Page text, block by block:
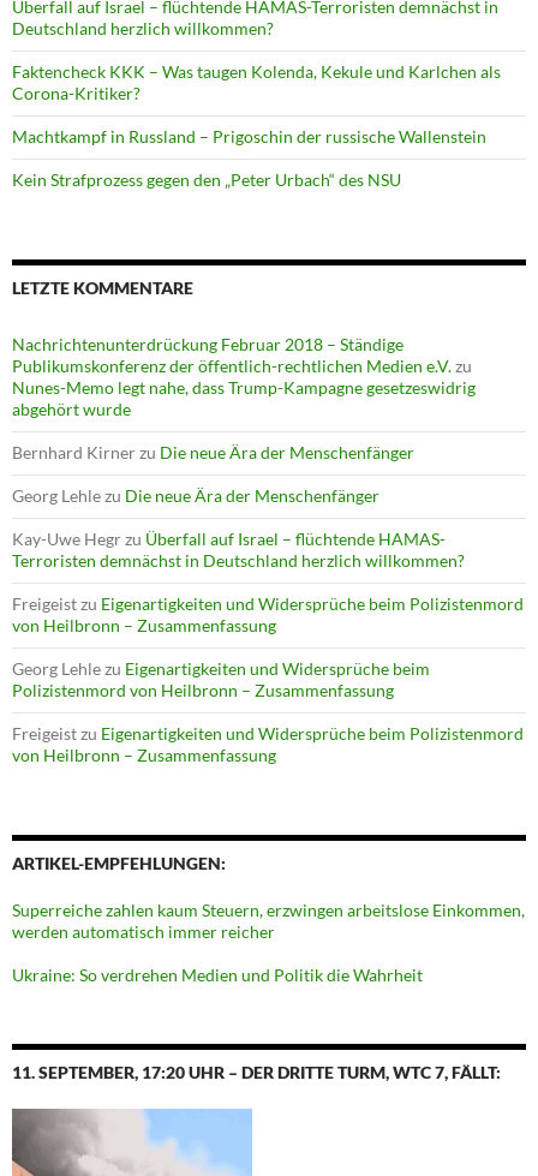
Überfall auf Israel – flüchtende HAMAS-Terroristen demnächst in
Deutschland herzlich willkommen?
Faktencheck KKK – Was taugen Kolenda, Kekule und Karlchen als
Corona-Kritiker?
Machtkampf in Russland – Prigoschin der russische Wallenstein
Kein Strafprozess gegen den „Peter Urbach“ des NSU
LETZTE KOMMENTARE
Nachrichtenunterdrückung Februar 2018 – Ständige
Publikumskonferenz der öffentlich-rechtlichen Medien e.V.zu
Nunes-Memo legt nahe, dass Trump-Kampagne gesetzeswidrig
abgehört wurde
Bernhard Kirnerzu Die neue Ära der Menschenfänger
Georg Lehlezu Die neue Ära der Menschenfänger
Kay-Uwe Hegrzu Überfall auf Israel – flüchtende HAMAS-
Terroristen demnächst in Deutschland herzlich willkommen?
Freigeistzu Eigenartigkeiten und Widersprüche beim Polizistenmord
von Heilbronn – Zusammenfassung
Georg Lehlezu Eigenartigkeiten und Widersprüche beim
Polizistenmord von Heilbronn – Zusammenfassung
Freigeistzu Eigenartigkeiten und Widersprüche beim Polizistenmord
von Heilbronn – Zusammenfassung
ARTIKEL-EMPFEHLUNGEN:
Superreiche zahlen kaum Steuern, erzwingen arbeitslose Einkommen,
werden automatisch immer reicher
Ukraine: So verdrehen Medien und Politik die Wahrheit
11. SEPTEMBER, 17:20 UHR – DER DRITTE TURM, WTC 7, FÄLLT: